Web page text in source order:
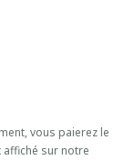
vous paierez le
sur notre